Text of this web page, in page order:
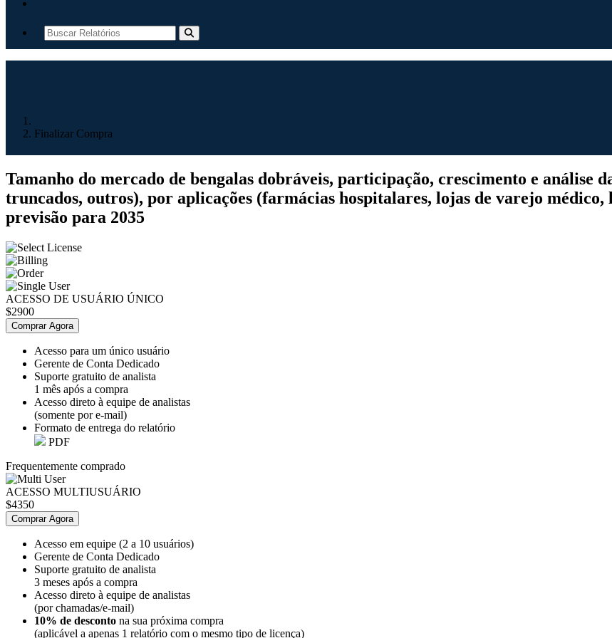
Finalizar Compra
Tamanho do mercado de bengalas dobráveis, participação, crescimento e análise
truncados, outros), por aplicações (farmácias hospitalares, lojas de varejo
previsão para 2035
ACESSO DE USUÁRIO ÚNICO
$2900
Comprar Agora
Acesso para um único usuário
Gerente de Conta Dedicado
Suporte gratuito de analista
1 mês após a compra
Acesso direto à equipe de analistas
(somente por e-mail)
Formato de entrega do relatório
PDF
Frequentemente comprado
ACESSO MULTIUSUÁRIO
$4350
Comprar Agora
Acesso em equipe (2 a 10 usuários)
Gerente de Conta Dedicado
Suporte gratuito de analista
3 meses após a compra
Acesso direto à equipe de analistas
(por chamadas/e-mail)
10% de desconto na sua próxima compra
(aplicável a apenas 1 relatório com o mesmo tipo de licença)